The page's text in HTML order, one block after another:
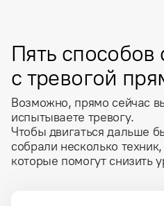
Пять способов
с тревогой
Возможно, прямо сейчас
испытываете тревогу.
Чтобы двигаться дальше
собрали несколько техник,
которые помогут снизить